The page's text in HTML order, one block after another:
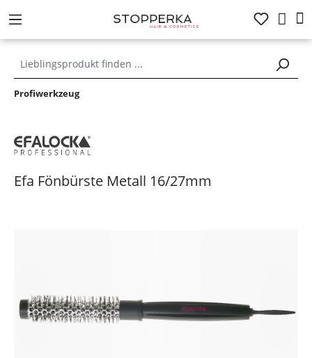
springen
Profiwerkzeug
Efa Fönbürste Metall 16/27mm